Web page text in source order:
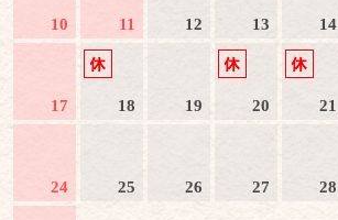
10 11 12 13 14
17 18 19 20 21
24 25 26 27 28